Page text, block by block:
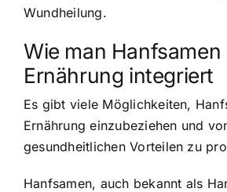
Wundheilung.
Wie man Hanfsamen
Ernährung integriert
Es gibt viele Möglichkeiten,
Ernährung einzubeziehen und
gesundheitlichen Vorteilen zu
Hanfsamen, auch bekannt als